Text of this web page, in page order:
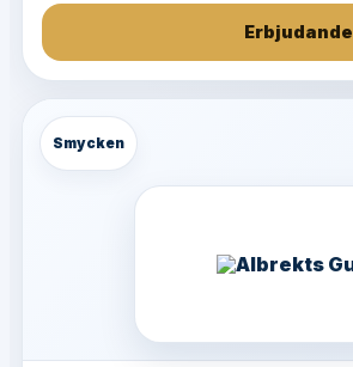
Erbjudande
Smycken